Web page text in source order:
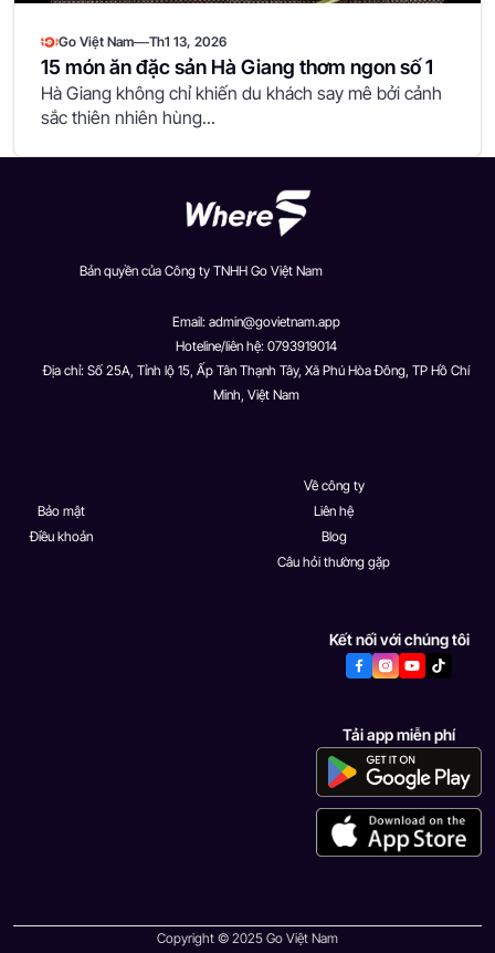
Go Việt Nam—Th1 13, 2026
15 món ăn đặc sản Hà Giang thơm ngon số 1
Hà Giang không chỉ khiến du khách say mê bởi cảnh
sắc thiên nhiên hùng...
Bản quyền của Công ty TNHH Go Việt Nam
Email: admin@govietnam.app
Hoteline/liên hệ: 0793919014
Địa chỉ: Số 25A, Tỉnh lộ 15, Ấp Tân Thạnh Tây, Xã Phú Hòa Đông, TP Hồ Chí
Minh, Việt Nam
Bảo mật
Điều khoản
Về công ty
Liên hệ
Blog
Câu hỏi thường gặp
Kết nối với chúng tôi
Tải app miễn phí
Copyright © 2025 Go Việt Nam